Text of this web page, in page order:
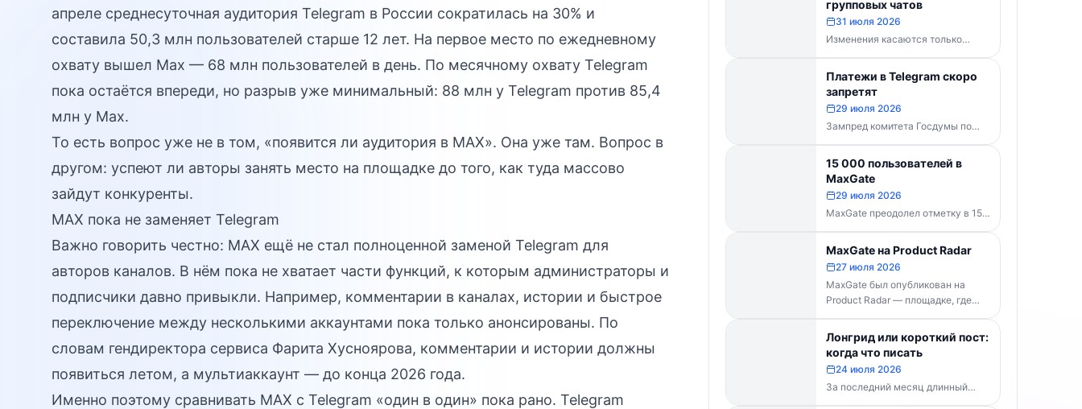
апреле среднесуточная аудитория Telegram в России сократилась на 30% и
составила 50,3 млн пользователей старше 12 лет. На первое место по ежедневному
охвату вышел Max — 68 млн пользователей в день. По месячному охвату Telegram
пока остаётся впереди, но разрыв уже минимальный: 88 млн у Telegram против 85,4
млн у Max.
То есть вопрос уже не в том, «появится ли аудитория в MAX». Она уже там. Вопрос в
другом: успеют ли авторы занять место на площадке до того, как туда массово
зайдут конкуренты.
MAX пока не заменяет Telegram
Важно говорить честно: MAX ещё не стал полноценной заменой Telegram для
авторов каналов. В нём пока не хватает части функций, к которым администраторы и
подписчики давно привыкли. Например, комментарии в каналах, истории и быстрое
переключение между несколькими аккаунтами пока только анонсированы. По
словам гендиректора сервиса Фарита Хусноярова, комментарии и истории должны
появиться летом, а мультиаккаунт — до конца 2026 года.
Именно поэтому сравнивать MAX с Telegram «один в один» пока рано. Telegram
групповых чатов
31 июля 2026
Изменения касаются только
групп и чатов. Каналы работают в
прежнем режиме — владельцам
каналов делать...
Платежи в Telegram скоро
запретят
29 июля 2026
Зампред комитета Госдумы по
информполитике Андрей Свинцов
рекомендовал россиянам
временно воздержаться от оплат
внутри Telegram...
15 000 пользователей в
MaxGate
29 июля 2026
MaxGate преодолел отметку в 15
000 пользователей! Каждый день
сервис обрабатывает более 30
000 фотографий...
MaxGate на Product Radar
27 июля 2026
MaxGate был опубликован на
Product Radar — площадке, где
выбирают лучшие российские
технологические продукты. Если...
Лонгрид или короткий пост:
когда что писать
24 июля 2026
За последний месяц длинный
формат перестал быть